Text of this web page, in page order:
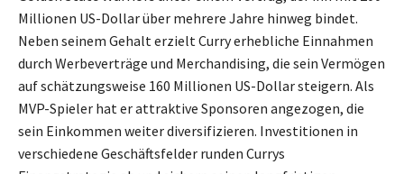
Millionen US-Dollar über mehrere Jahre hinweg bindet.
Neben seinem Gehalt erzielt Curry erhebliche Einnahmen
durch Werbeverträge und Merchandising, die sein Vermögen
auf schätzungsweise 160 Millionen US-Dollar steigern. Als
MVP-Spieler hat er attraktive Sponsoren angezogen, die
sein Einkommen weiter diversifizieren. Investitionen in
verschiedene Geschäftsfelder runden Currys